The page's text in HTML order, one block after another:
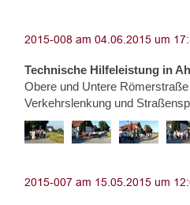
Technische Hilfeleistung in
Obere und Untere
Verkehrslenkung und